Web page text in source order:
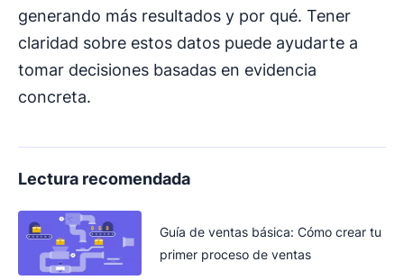
generando más resultados y por qué. Tener
claridad sobre estos datos puede ayudarte a
tomar decisiones basadas en evidencia
concreta.
Lectura recomendada
Guía de ventas básica: Cómo crear tu
primer proceso de ventas